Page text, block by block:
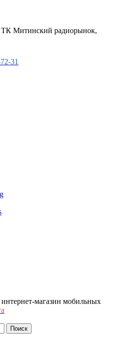
ТК Митинский радиорынок,
31
интернет-магазин мобильных
Поиск